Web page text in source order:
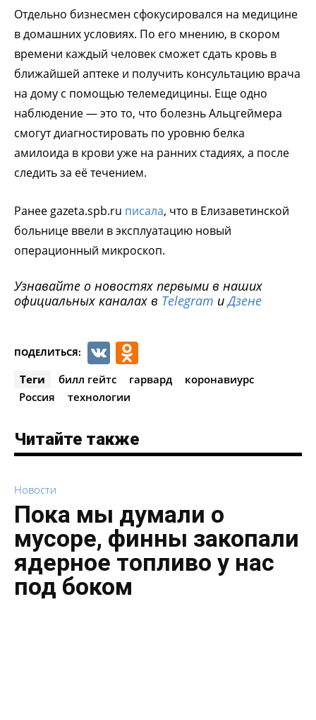
Отдельно бизнесмен сфокусировался на медицине
в домашних условиях. По его мнению, в скором
времени каждый человек сможет сдать кровь в
ближайшей аптеке и получить консультацию врача
на дому с помощью телемедицины. Еще одно
наблюдение — это то, что болезнь Альцгеймера
смогут диагностировать по уровню белка
амилоида в крови уже на ранних стадиях, а после
следить за её течением.
Ранее gazeta.spb.ru писала, что в Елизаветинской
больнице ввели в эксплуатацию новый
операционный микроскоп.
Узнавайте о новостях первыми в наших
официальных каналах в Telegram иДзене
ПОДЕЛИТЬСЯ: VK
Теги билл гейтс гарвард
коронавиурс
Россия
технологии
Читайте также
Новости
Пока мы думали о
мусоре, финны закопали
ядерное топливо у нас
под боком